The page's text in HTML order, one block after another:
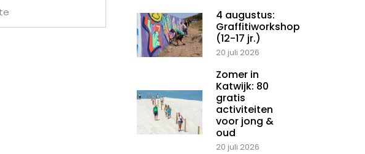
4 augustus:
Graffitiworkshop
(12-17 jr.)
20 juli 2026
Zomer in
Katwijk: 80
gratis
activiteiten
voor jong &
oud
20 juli 2026